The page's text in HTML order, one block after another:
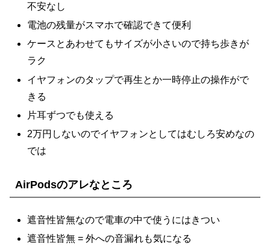
不安なし
電池の残量がスマホで確認できて便利
ケースとあわせてもサイズが小さいので持ち歩きが
ラク
イヤフォンのタップで再生とか一時停止の操作がで
きる
片耳ずつでも使える
2万円しないのでイヤフォンとしてはむしろ安めなの
では
AirPodsのアレなところ
遮音性皆無なので電車の中で使うにはきつい
遮音性皆無 = 外への音漏れも気になる